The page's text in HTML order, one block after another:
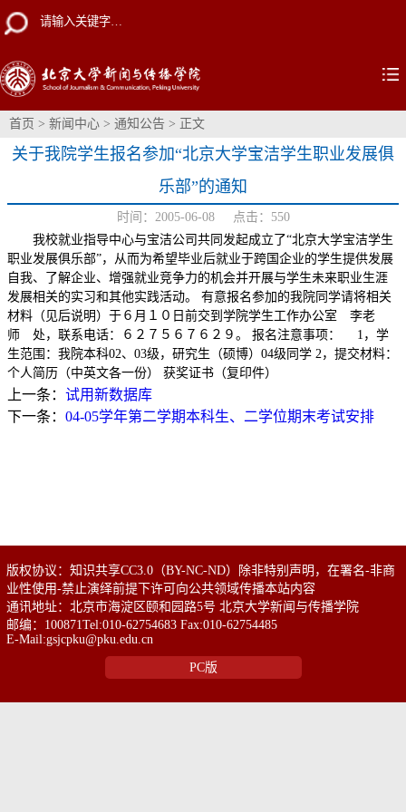
首页 > 新闻中心 > 通知公告 > 正文
关于我院学生报名参加“北京大学宝洁学生职业发展俱
乐部”的通知
时间：2005-06-08 点击： 550
我校就业指导中心与宝洁公司共同发起成立了“北京大学宝洁学生
职业发展俱乐部”，从而为希望毕业后就业于跨国企业的学生提供发展
自我、了解企业、增强就业竞争力的机会并开展与学生未来职业生涯
发展相关的实习和其他实践活动。 有意报名参加的我院同学请将相关
材料（见后说明）于６月１０日前交到学院学生工作办公室 李老
师 处，联系电话：６２７５６７６２９。 报名注意事项： 1，学
生范围：我院本科02、03级，研究生（硕博）04级同学 2，提交材料：
个人简历（中英文各一份） 获奖证书（复印件）
上一条： 试用新数据库
下一条： 04-05学年第二学期本科生、二学位期末考试安排
版权协议：知识共享CC3.0（BY-NC-ND）除非特别声明，在署名-非商
业性使用-禁止演绎前提下许可向公共领域传播本站内容
通讯地址：北京市海淀区颐和园路5号 北京大学新闻与传播学院
邮编：100871Tel:010-62754683 Fax:010-62754485
E-Mail:gsjcpku@pku.edu.cn
PC版